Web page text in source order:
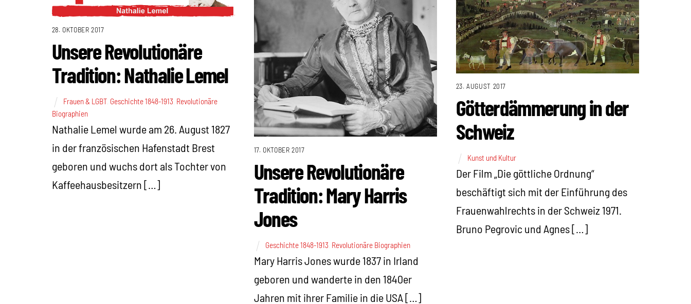
28. OKTOBER 2017
Unsere Revolutionäre
Tradition: Nathalie Lemel
Frauen & LGBT, Geschichte 1848-1913 Revolutionäre
Biographien
Nathalie Lemel wurde am 26. August 1827
in der französischen Hafenstadt Brest
geboren und wuchs dort als Tochter von
Kaffeehausbesitzern […]
17. OKTOBER 2017
Unsere Revolutionäre
Tradition: Mary Harris
Jones
Geschichte 1848-1913 Revolutionäre Biographien
Mary Harris Jones wurde 1837 in Irland
geboren und wanderte in den 1840er
Jahren mit ihrer Familie in die USA […]
23. AUGUST 2017
Götterdämmerung in der
Schweiz
Kunst und Kultur
Der Film „Die göttliche Ordnung“
beschäftigt sich mit der Einführung des
Frauenwahlrechts in der Schweiz 1971.
Bruno Pegrovic und Agnes […]